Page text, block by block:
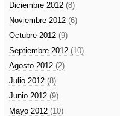
Diciembre 2012 (8)
Noviembre 2012 (6)
Octubre 2012 (9)
Septiembre 2012 (10)
Agosto 2012 (2)
Julio 2012 (8)
Junio 2012 (9)
Mayo 2012 (10)